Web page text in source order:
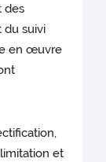
des
du suivi
en œuvre
et